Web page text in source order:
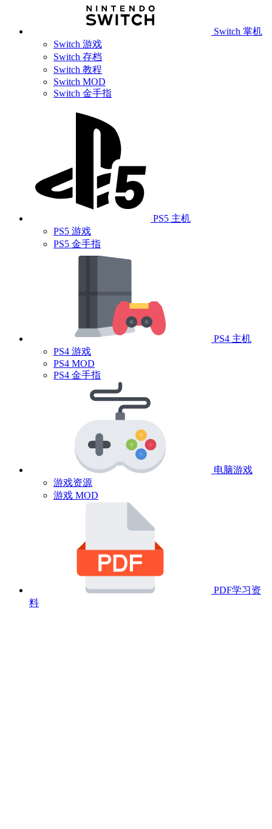
Switch 掌机
Switch 游戏
Switch 存档
Switch 教程
Switch MOD
Switch 金手指
PS5 主机
PS5 游戏
PS5 金手指
PS4 主机
PS4 游戏
PS4 MOD
PS4 金手指
电脑游戏
游戏资源
游戏 MOD
PDF学习资
料